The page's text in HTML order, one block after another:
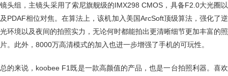
镜头组，主镜头采用了索尼旗舰级的IMX298 CMOS，具备F2.0大光圈以
及PDAF相位对焦。在算法上，该机加入美国ArcSoft顶级算法，强化了逆
光环境以及夜间的拍照实力，无论何时都能拍出更清晰细节更加丰富的照
片。此外，8000万高清模式的加入也进一步增强了手机的可玩性。
总的来说，koobee F1既是一款高颜值的产品，也是一台拍照利器。喜欢